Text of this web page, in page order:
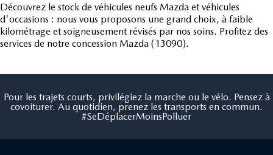
Découvrez le stock de véhicules neufs Mazda et véhicules
d'occasions : nous vous proposons une grand choix, à faible
kilométrage et soigneusement révisés par nos soins. Profitez des
services de notre concession Mazda (13090).
Pour les trajets courts, privilégiez la marche ou le vélo. Pensez à
covoiturer. Au quotidien, prenez les transports en commun.
#SeDéplacerMoinsPolluer